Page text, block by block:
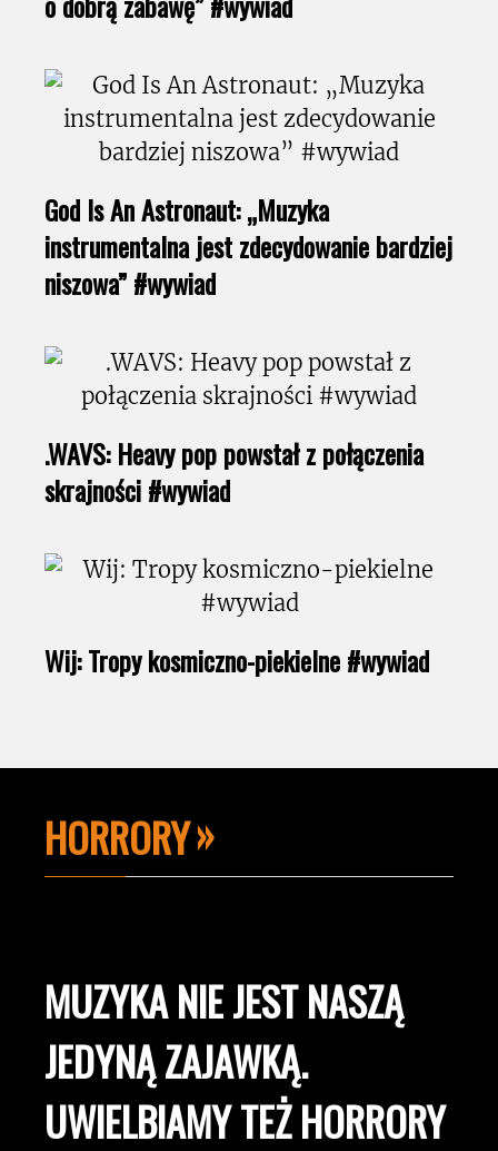
God Is An Astronaut: „Muzyka
instrumentalna jest zdecydowanie bardziej
niszowa” #wywiad
.WAVS: Heavy pop powstał z połączenia
skrajności #wywiad
Wij: Tropy kosmiczno-piekielne #wywiad
HORRORY
MUZYKA NIE JEST NASZĄ
JEDYNĄ ZAJAWKĄ.
UWIELBIAMY TEŻ HORRORY